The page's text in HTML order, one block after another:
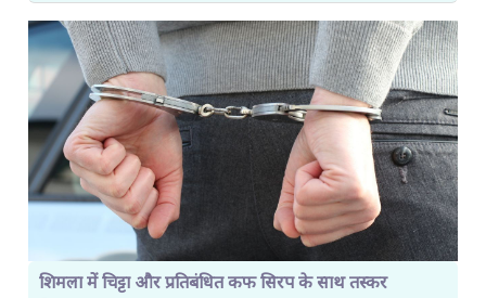
शिमला में चिट्टा और प्रतिबंधित कफ सिरप के साथ तस्कर